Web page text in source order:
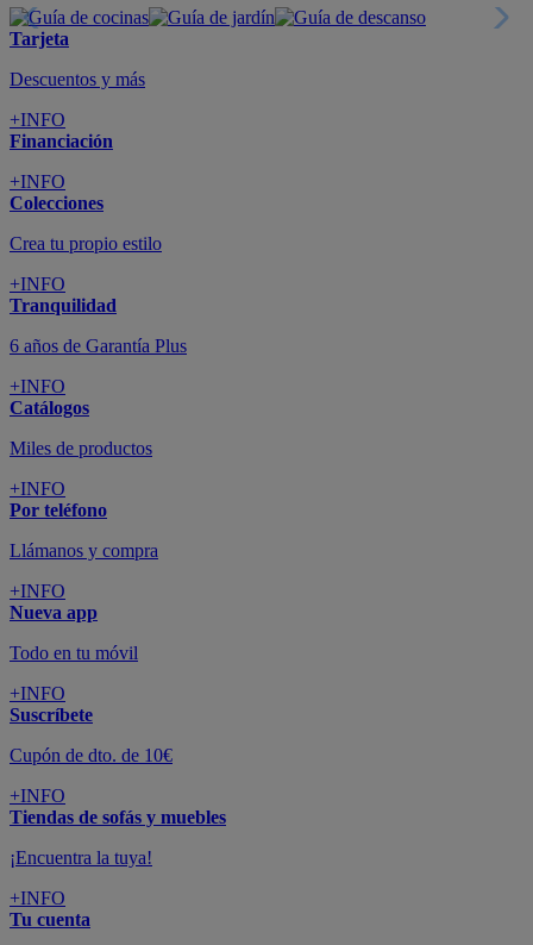
Tarjeta
Descuentos y más
+INFO
Financiación
+INFO
Colecciones
Crea tu propio estilo
+INFO
Tranquilidad
6 años de Garantía Plus
+INFO
Catálogos
Miles de productos
+INFO
Por teléfono
Llámanos y compra
+INFO
Nueva app
Todo en tu móvil
+INFO
Suscríbete
Cupón de dto. de 10€
+INFO
Tiendas de sofás y muebles
¡Encuentra la tuya!
+INFO
Tu cuenta